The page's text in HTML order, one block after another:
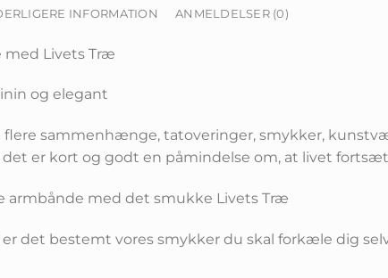
INFORMATION ANMELDELSER (0)
med Livets Træ
og elegant
sammenhænge, tatoveringer, smykker,
er kort og godt en påmindelse om, at livet
armbånde med det smukke Livets Træ
det bestemt vores smykker du skal forkæle dig